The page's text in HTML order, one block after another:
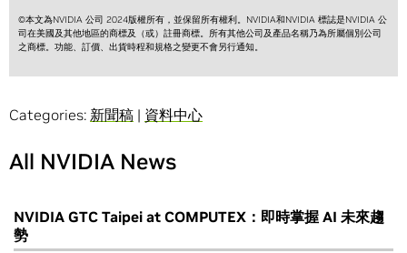
©本文為NVIDIA 公司 2024版權所有，並保留所有權利。NVIDIA和NVIDIA 標誌是NVIDIA 公
司在美國及其他地區的商標及（或）註冊商標。所有其他公司及產品名稱乃為所屬個別公司
之商標。功能、訂價、出貨時程和規格之變更不會另行通知。
Categories: 新聞稿 | 資料中心
All NVIDIA News
NVIDIA GTC Taipei at COMPUTEX：即時掌握 AI 未來趨
勢